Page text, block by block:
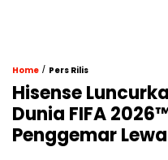
Home / Pers Rilis
Hisense
Dunia FIFA
Penggemar